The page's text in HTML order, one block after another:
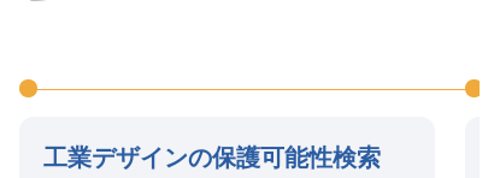
工業デザインの保護可能性検索